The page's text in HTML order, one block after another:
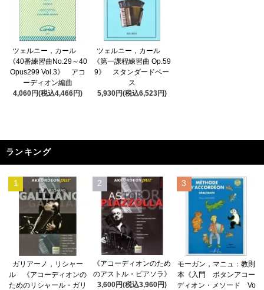
ツェルニー，カール
《40番練習曲No.29～40
Opus299 Vol.3》 アコ
ーディオン編曲
4,060円(税込4,466円)
ツェルニー，カール
《第一課程練習曲 Op.59
9》 スタンダードベー
ス
5,930円(税込6,523円)
ランキング
1
ガリアーノ，リシャー
ル 《アコーディオンの
ためのリシャール・ガリ
2
《アコーディオンのため
のアストル・ピアソラ》
3,600円(税込3,960円)
3
モーガン，マニュ：教則
本《入門 ボタンアコー
ディオン・メソード Vo